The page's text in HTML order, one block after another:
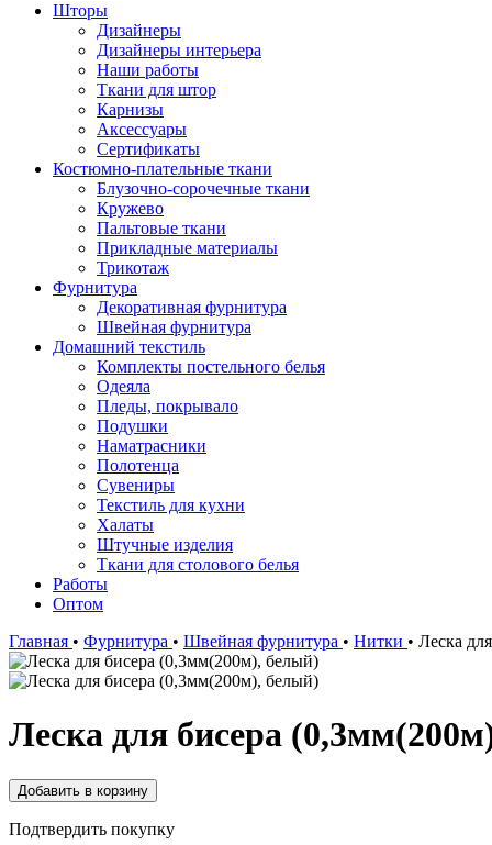
Шторы
Дизайнеры
Дизайнеры интерьера
Наши работы
Ткани для штор
Карнизы
Аксессуары
Сертификаты
Костюмно-плательные ткани
Блузочно-сорочечные ткани
Кружево
Пальтовые ткани
Прикладные материалы
Трикотаж
Фурнитура
Декоративная фурнитура
Швейная фурнитура
Домашний текстиль
Комплекты постельного белья
Одеяла
Пледы, покрывало
Подушки
Наматрасники
Полотенца
Сувениры
Текстиль для кухни
Халаты
Штучные изделия
Ткани для столового белья
Работы
Оптом
Главная • Фурнитура • Швейная фурнитура • Нитки • Леска
Леска для бисера
Подтвердить покупку